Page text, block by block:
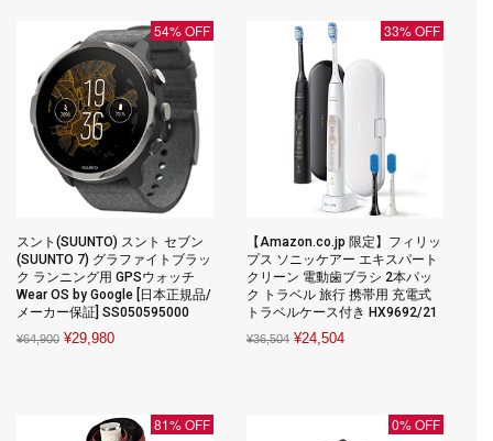
54% OFF
スント(SUUNTO) スント セブン
(SUUNTO 7) グラファイトブラッ
ク ランニング用 GPSウォッチ
Wear OS by Google [日本正規品/
メーカー保証] SS050595000
¥64,900 Original
¥29,980Current
33% OFF
【Amazon.co.jp 限定】フィリッ
プス ソニッケアー エキスパート
クリーン 電動歯ブラシ 2本パッ
ク トラベル 旅行 携帯用 充電式
トラベルケース付き HX9692/21
¥36,504 Original
¥24,504Current
81% OFF 0% OFF